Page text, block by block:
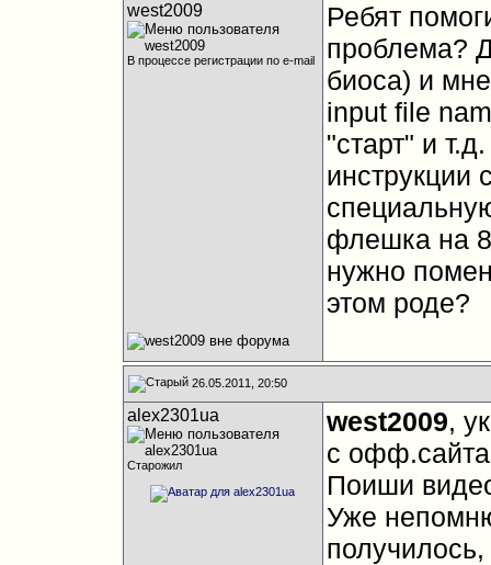
west2009
В процессе регистрации по e-mail
Ребят
проблема?
биоса) и
input file
"старт" и
инструкции
флешка на
нужно
этом роде?
26.05.2011, 20:50
alex2301ua
Старожил
west2009,
с офф.сайта
Поиши
Уже
получилось,